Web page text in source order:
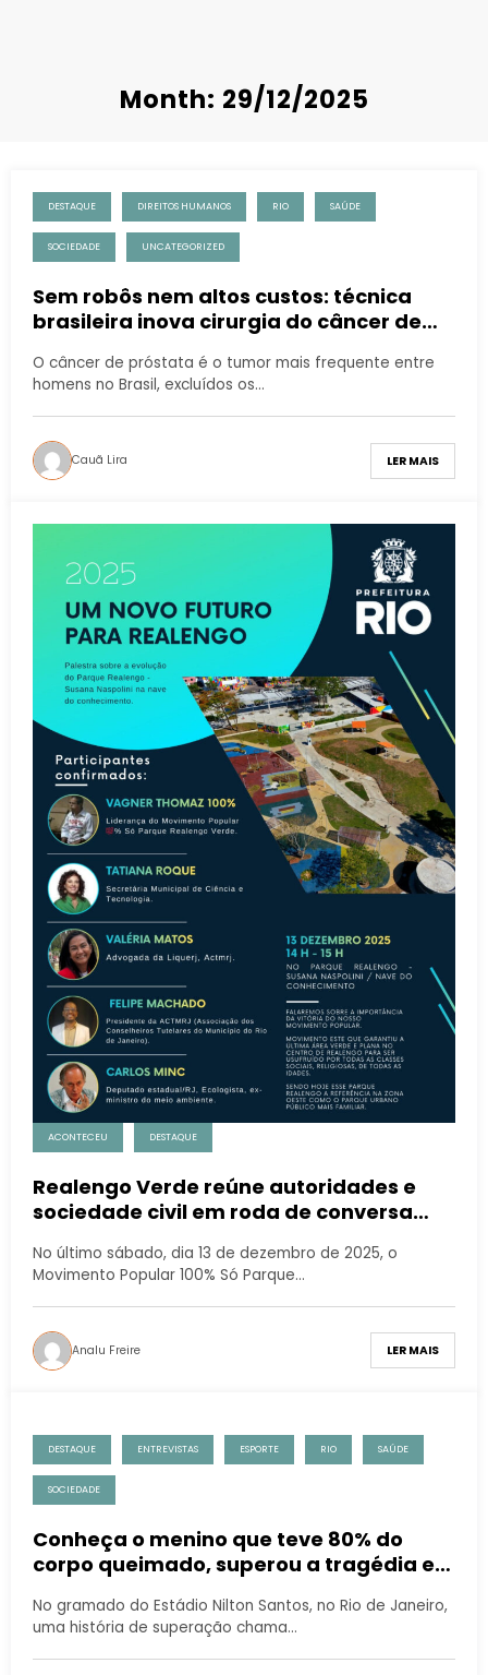
Month: 29/12/2025
DESTAQUE DIREITOS HUMANOS RIO SAÚDE
SOCIEDADE UNCATEGORIZED
Sem robôs nem altos custos: técnica
brasileira inova cirurgia do câncer de
O câncer de próstata é o tumor mais frequente entre
homens no Brasil, excluídos os…
Cauã Lira LER MAIS
ACONTECEU DESTAQUE
Realengo Verde reúne autoridades e
sociedade civil em roda de conversa
No último sábado, dia 13 de dezembro de 2025, o
Movimento Popular 100% Só Parque…
Analu Freire LER MAIS
DESTAQUE ENTREVISTAS ESPORTE RIO SAÚDE
SOCIEDADE
Conheça o menino que teve 80% do
corpo queimado, superou a tragédia e
No gramado do Estádio Nilton Santos, no Rio de Janeiro,
uma história de superação chama…